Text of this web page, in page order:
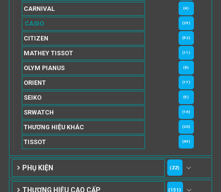
CARNIVAL (4)
CASIO (29)
CITIZEN (52)
MATHEY TISSOT (11)
OLYM PIANUS (6)
ORIENT (17)
SEIKO (5)
SRWATCH (16)
THƯƠNG HIỆU KHÁC (20)
TISSOT (49)
PHỤ KIỆN (22)
THƯƠNG HIỆU CAO CẤP (151)